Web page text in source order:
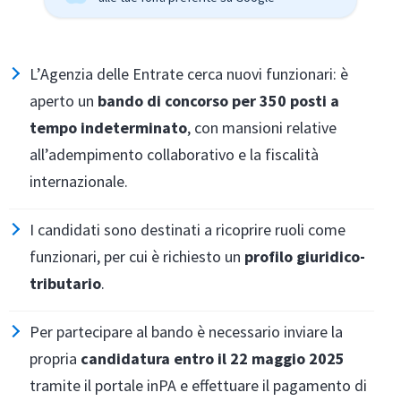
L’Agenzia delle Entrate cerca nuovi funzionari: è
aperto un bando di concorso per 350 posti a
tempo indeterminato, con mansioni relative
all’adempimento collaborativo e la fiscalità
internazionale.
I candidati sono destinati a ricoprire ruoli come
funzionari, per cui è richiesto un profilo giuridico-
tributario.
Per partecipare al bando è necessario inviare la
propria candidatura entro il 22 maggio 2025
tramite il portale inPA e effettuare il pagamento di